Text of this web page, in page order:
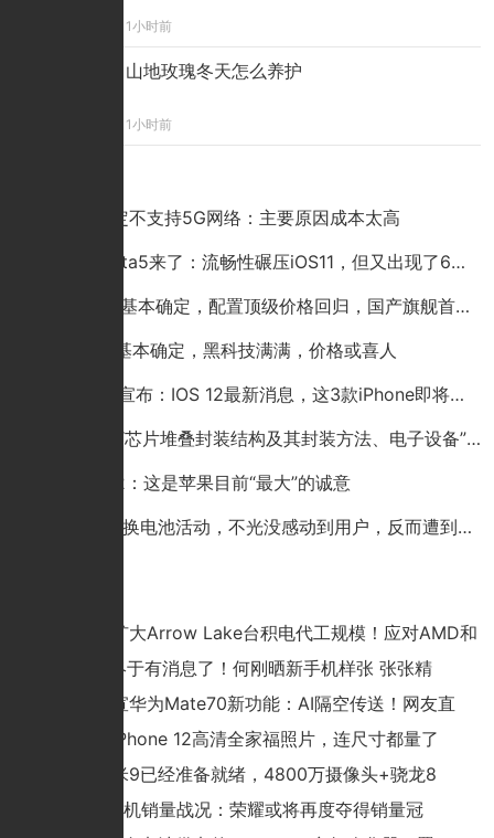
1小时前
山地玫瑰冬天怎么养护
1小时前
小米9确定不支持5G网络：主要原因成本太高
iOS12 beta5来了：流畅性碾压iOS11，但又出现了6个新BUG
iPhone 9基本确定，配置顶级价格回归，国产旗舰首当其冲？别逗
iPhone9基本确定，黑科技满满，价格或喜人
苹果突然宣布：IOS 12最新消息，这3款iPhone即将淘汰
华为公布“芯片堆叠封装结构及其封装方法、电子设备”专利
苹果ios12：这是苹果目前“最大”的诚意
小米49元换电池活动，不光没感动到用户，反而遭到用户吐槽！
曝Intel将扩大Arrow Lake台积电代工规模！应对AMD和
华为P60终于有消息了！何刚晒新手机样张 张张精
余承东官宣华为Mate70新功能：AI隔空传送！网友直
日媒曝光iPhone 12高清全家福照片，连尺寸都量了
惊喜！小米9已经准备就绪，4800万摄像头+骁龙8
京东618手机销量战况：荣耀或将再度夺得销量冠